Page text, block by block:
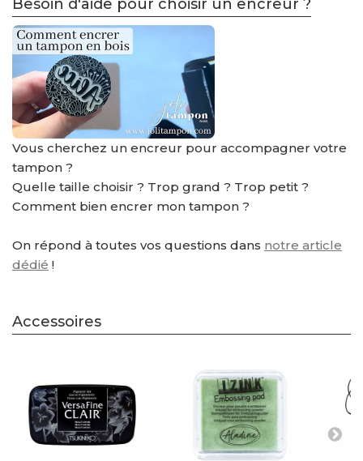
Besoin d'aide pour choisir un encreur ?
Vous cherchez un encreur pour accompagner votre
tampon ?
Quelle taille choisir ? Trop grand ? Trop petit ?
Comment bien encrer mon tampon ?
On répond à toutes vos questions dans notre article
dédié !
Accessoires